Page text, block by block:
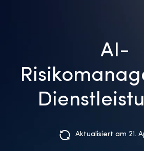
AI-
Aktualisiert am 21.